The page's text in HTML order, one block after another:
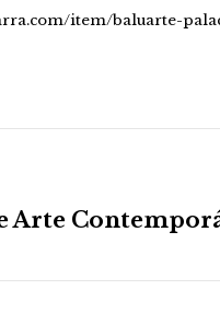
item/baluarte-
Arte